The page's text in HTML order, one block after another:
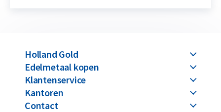
Holland Gold
Edelmetaal kopen
Klantenservice
Kantoren
Contact